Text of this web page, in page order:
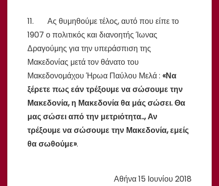
11. Ας θυμηθούμε τέλος, αυτό που είπε το
1907 ο πολιτικός και διανοητής Ίωνας
Δραγούμης για την υπεράσπιση της
Μακεδονίας μετά τον θάνατο του
Μακεδονομάχου Ήρωα Παύλου Μελά : «Να
ξέρετε πως εάν τρέξουμε να σώσουμε την
Μακεδονία, η Μακεδονία θα μάς σώσει. Θα
μας σώσει από την μετριότητα.., Αν
τρέξουμε να σώσουμε την Μακεδονία, εμείς
θα σωθούμε».
Αθήνα 15 Ιουνίου 2018